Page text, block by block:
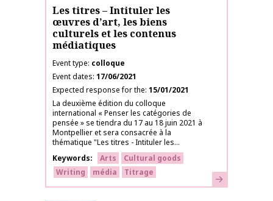
Les titres – Intituler les
œuvres d’art, les biens
culturels et les contenus
médiatiques
Event type colloque
Event dates 17/06/2021
Expected response for the 15/01/2021
La deuxième édition du colloque
international « Penser les catégories de
pensée » se tiendra du 17 au 18 juin 2021 à
Montpellier et sera consacrée à la
thématique "Les titres - Intituler les...
Keywords
Arts
Cultural goods
Writing
média Titrage Learn more